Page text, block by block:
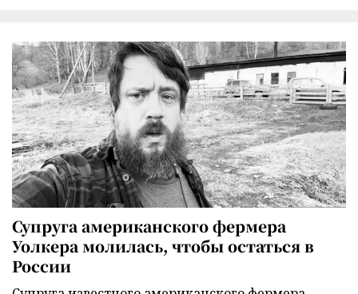
Супруга американского фермера
Уолкера молилась, чтобы остаться в
России